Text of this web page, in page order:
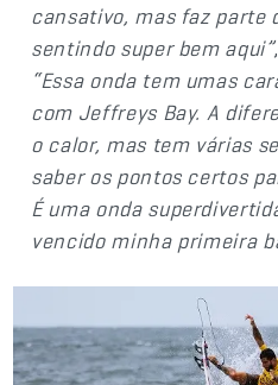
cansativo, mas faz parte
sentindo super bem aqui”
“Essa onda tem umas
com Jeffreys Bay. A
o calor, mas tem várias
saber os pontos certos
É uma onda
vencido minha primeira